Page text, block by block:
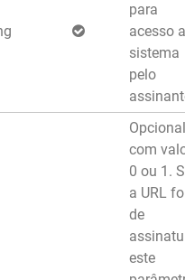
para
acesso
sistema
pelo
Opcional
com
0 ou 1.
a URL
de
este